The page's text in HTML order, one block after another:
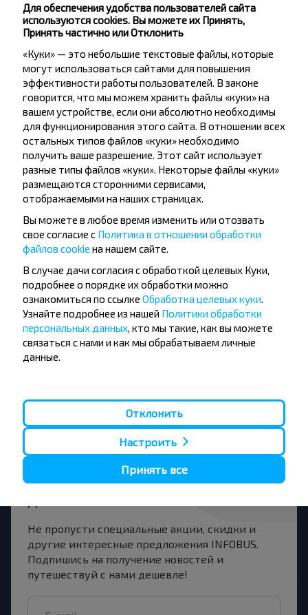
Минск
Борисов
Минск
Купить
Лучшие маршруты из Джубга
Джубга
Поставы
Купить
Джубга
Мядель
Купить
Джубга
Национальный аэропорт Минск
Купить
Джубга
Вильнюс аэропорт
Купить
Хотите
путешествовать
Не пропусти специальные акции, скидки и
другие интересные предложения INFOBUS.
Подпишись на получение новостей и
путешествуй с нами дешевле!
Для обеспечения удобства пользователей сайта
используются cookies. Вы можете их Принять,
Принять частично или Отклонить
«Куки» — это небольшие текстовые файлы, которые
могут использоваться сайтами для повышения
эффективности работы пользователей. В законе
говорится, что мы можем хранить файлы «куки» на
вашем устройстве, если они абсолютно необходимы
для функционирования этого сайта. В отношении всех
остальных типов файлов «куки» необходимо
получить ваше разрешение. Этот сайт использует
разные типы файлов «куки». Некоторые файлы «куки»
размещаются сторонними сервисами,
отображаемыми на наших страницах.
Вы можете в любое время изменить или отозвать
свое согласие с Политика в отношении обработки
файлов cookie на нашем сайте.
В случае дачи согласия с обработкой целевых Куки,
подробнее о порядке их обработки можно
ознакомиться по ссылке Обработка целевых куки
Узнайте подробнее из нашей Политики обработки
персональных данных , кто мы такие, как вы можете
связаться с нами и как мы обрабатываем личные
данные.
Отклонить
Настроить
Принять все